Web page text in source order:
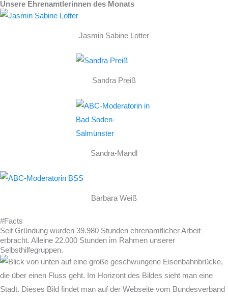
Unsere Ehrenamtlerinnen des Monats
Jasmin Sabine Lotter
Sandra Preiß
Sandra-Mandl
Barbara Weiß
#Facts
Seit Gründung wurden 39.980 Stunden ehrenamtlicher Arbeit
erbracht. Alleine 22.000 Stunden im Rahmen unserer
Selbsthilfegruppen.